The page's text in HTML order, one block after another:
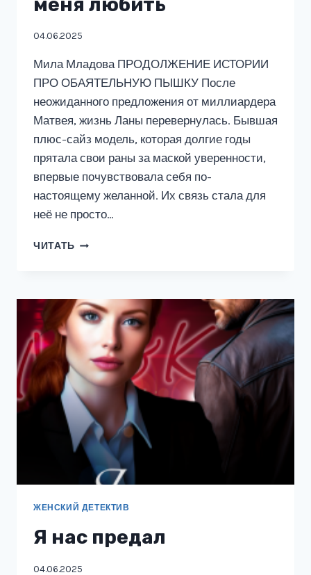
04.06.2025
Мила Младова ПРОДОЛЖЕНИЕ ИСТОРИИ
ПРО ОБАЯТЕЛЬНУЮ ПЫШКУ После
неожиданного предложения от миллиардера
Матвея, жизнь Ланы перевернулась. Бывшая
плюс-сайз модель, которая долгие годы
прятала свои раны за маской уверенности,
впервые почувствовала себя по-
настоящему желанной. Их связь стала для
неё не просто…
ЧИТАТЬ ПЫШКА
МЕНЯ
ЛЮБИТЬ
ЖЕНСКИЙ ДЕТЕКТИВ
Я нас предал
04.06.2025